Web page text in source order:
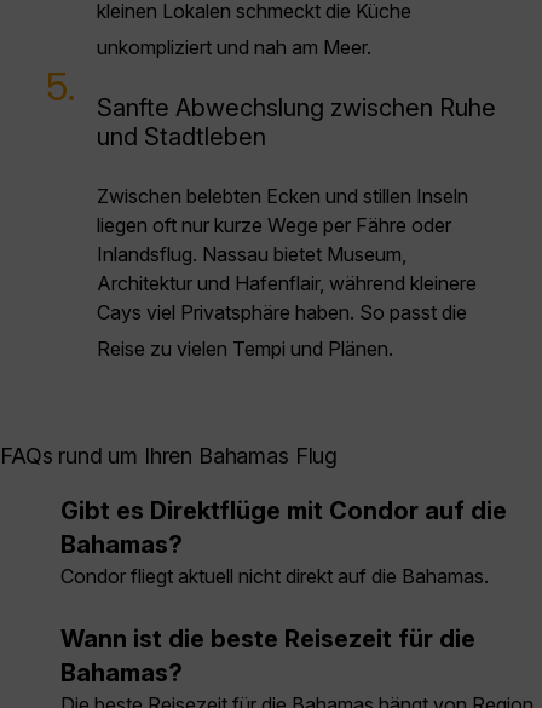
kleinen Lokalen schmeckt die Küche
unkompliziert und nah am Meer.
5.
Sanfte Abwechslung zwischen Ruhe
und Stadtleben
Zwischen belebten Ecken und stillen Inseln
liegen oft nur kurze Wege per Fähre oder
Inlandsflug. Nassau bietet Museum,
Architektur und Hafenflair, während kleinere
Cays viel Privatsphäre haben. So passt die
Reise zu vielen Tempi und Plänen.
FAQs rund um Ihren Bahamas Flug
Gibt es Direktflüge mit Condor auf die
Bahamas?
Condor fliegt aktuell nicht direkt auf die Bahamas.
Wann ist die beste Reisezeit für die
Bahamas?